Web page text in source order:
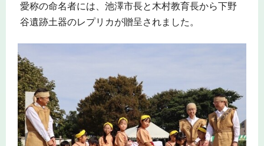
愛称の命名者には、池澤市長と木村教育長から下野
谷遺跡土器のレプリカが贈呈されました。